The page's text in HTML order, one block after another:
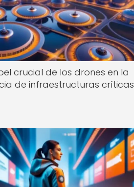
crucial de los drones en la
de infraestructuras críticas